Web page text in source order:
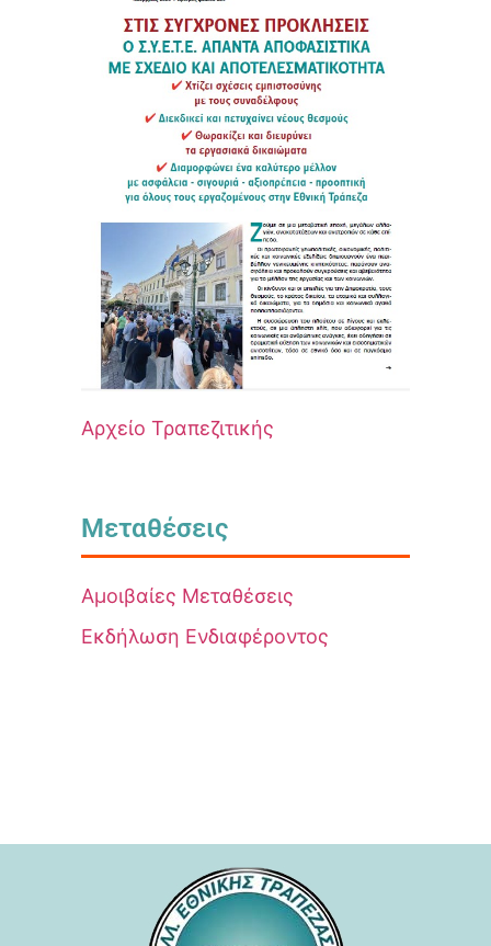
Αρχείο Τραπεζιτικής
Μεταθέσεις
Αμοιβαίες Μεταθέσεις
Εκδήλωση Ενδιαφέροντος